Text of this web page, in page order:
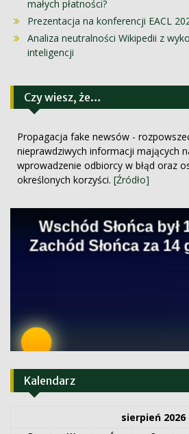
małych płatności?
Prezentacja na konferencji EACL
Analiza neutralności Wikipedii z
inteligencji
Czy wiesz, że…
Propagacja fake newsów -
nieprawdziwych informacji mających
wprowadzenie odbiorcy w błąd oraz
określonych korzyści. [Źródło]
Kalendarz
sierpień 2026